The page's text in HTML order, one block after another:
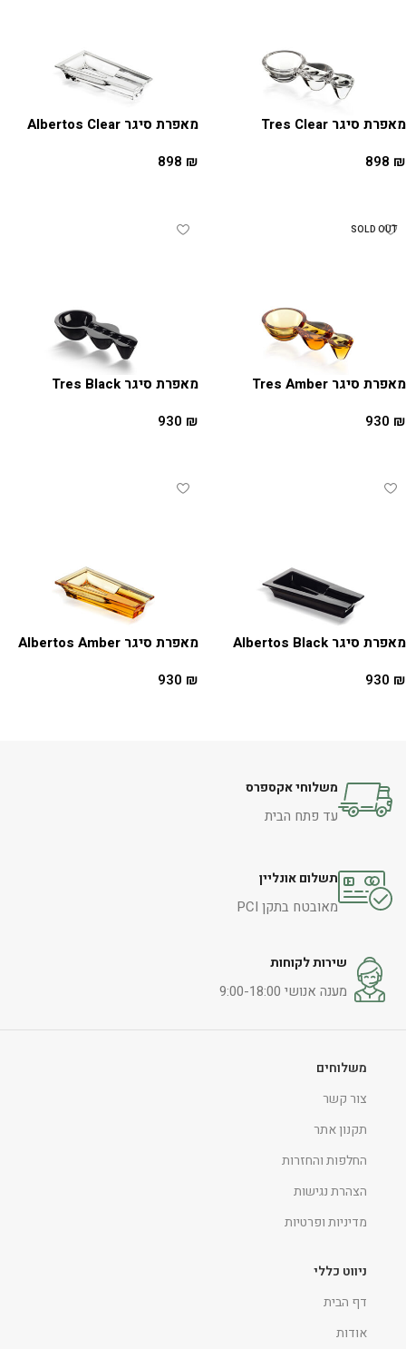
מאפרת סיגר Tres Clear
898 ₪
מאפרת סיגר Albertos Clear
898 ₪
SOLD OUT
מאפרת סיגר Tres Amber
930 ₪
מאפרת סיגר Tres Black
930 ₪
מאפרת סיגר Albertos Black
930 ₪
מאפרת סיגר Albertos Amber
930 ₪
משלוחי אקספרס
עד פתח הבית
תשלום אונליין
מאובטח בתקן PCI
שירות לקוחות
מענה אנושי 9:00-18:00
משלוחים
צור קשר
תקנון אתר
החלפות והחזרות
הצהרת נגישות
מדיניות ופרטיות
ניווט כללי
דף הבית
אודות